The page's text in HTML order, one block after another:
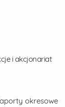
i akcjonariat
okresowe